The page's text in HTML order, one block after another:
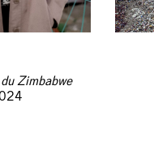
Zimbabwe